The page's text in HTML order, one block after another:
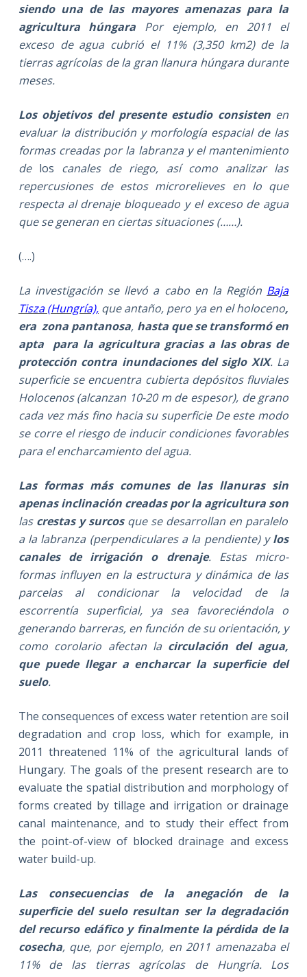
siendo una de las mayores amenazas para la
agricultura húngara Por ejemplo, en 2011 el
exceso de agua cubrió el 11% (3,350 km2) de la
tierras agrícolas de la gran llanura húngara durante
meses.
Los objetivos del presente estudio consistenen
evaluar la distribución y morfología espacial de las
formas creadas por la labranza y el mantenimiento
delos canales de riego, así como analizar las
repercusiones de estos microrelieves en lo que
respecta al drenaje bloqueado y el exceso de agua
que se generan en ciertas situaciones (……).
(….)
La investigación se llevó a cabo en la Región Baja
Tisza (Hungría), que antaño, pero ya en el holoceno,
era zona pantanosa, hasta que se transformó en
apta para la agricultura gracias a las obras de
protección contra inundaciones del siglo XIX. La
superficie se encuentra cubierta depósitos fluviales
Holocenos (alcanzan 10-20 m de espesor), de grano
cada vez más fino hacia su superficie De este modo
se corre el riesgo de inducir condiciones favorables
para el encharcamiento del agua.
Las formas más comunes de las llanuras sin
apenas inclinación creadas por la agricultura son
las crestas y surcosque se desarrollan en paralelo
a la labranza (perpendiculares a la pendiente) ylos
canales de irrigación o drenaje. Estas micro-
formas influyen en la estructura y dinámica de las
parcelas al condicionar la velocidad de la
escorrentía superficial, ya sea favoreciéndola o
generando barreras, en función de su orientación, y
como corolario afectan la circulación del agua,
que puede llegar a encharcar la superficie del
suelo.
The consequences of excess water retention are soil
degradation and crop loss, which for example, in
2011 threatened 11% of the agricultural lands of
Hungary. The goals of the present research are to
evaluate the spatial distribution and morphology of
forms created by tillage and irrigation or drainage
canal maintenance, and to study their effect from
the point-of-view of blocked drainage and excess
water build-up.
Las consecuencias de la anegación de la
superficie del suelo resultan ser la degradación
del recurso edáfico y finalmente la pérdida de la
cosecha, que, por ejemplo, en 2011 amenazaba el
11% de las tierras agrícolas de Hungría. Los